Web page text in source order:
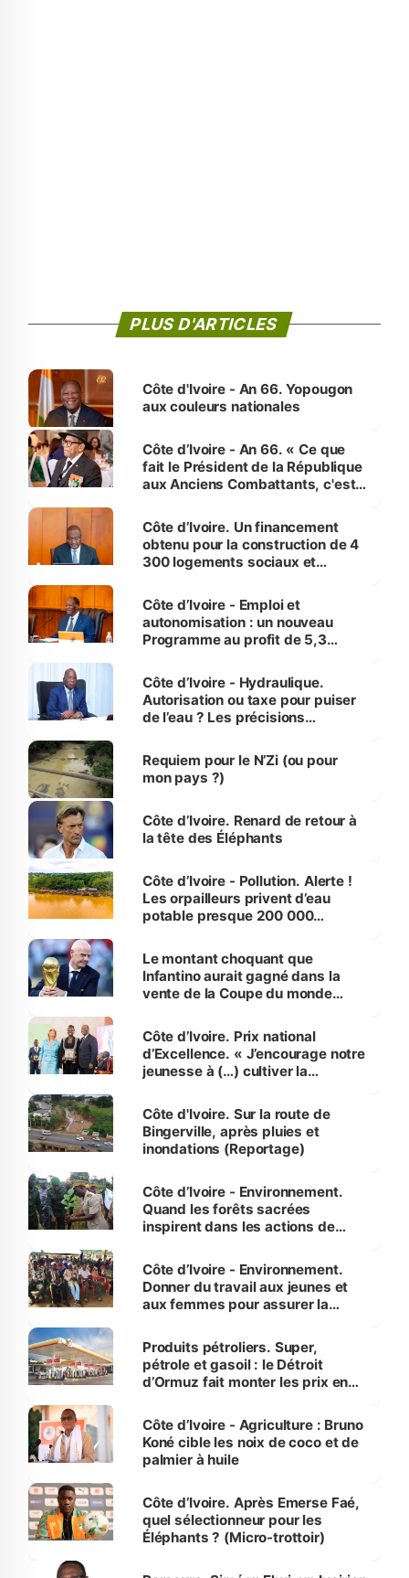
PLUS D'ARTICLES
Côte d'Ivoire - An 66. Yopougon
aux couleurs nationales
Côte d’Ivoire - An 66. « Ce que
fait le Président de la République
aux Anciens Combattants, c'est
Côte d’Ivoire. Un financement
obtenu pour la construction de 4
300 logements sociaux et
et Yamoussoukro
Côte d’Ivoire - Emploi et
autonomisation : un nouveau
Programme au profit de 5,3
Côte d’Ivoire - Hydraulique.
Autorisation ou taxe pour puiser
de l’eau ? Les précisions
Requiem pour le N’Zi (ou pour
mon pays ?)
Côte d’Ivoire. Renard de retour à
la tête des Éléphants
Côte d’Ivoire - Pollution. Alerte !
Les orpailleurs privent d’eau
potable presque 200 000
Le montant choquant que
Infantino aurait gagné dans la
vente de la Coupe du monde
Côte d’Ivoire. Prix national
d’Excellence. « J’encourage notre
jeunesse à (…) cultiver la
(Alassane Ouattara
Côte d'Ivoire. Sur la route de
Bingerville, après pluies et
inondations (Reportage)
Côte d’Ivoire - Environnement.
Quand les forêts sacrées
inspirent dans les actions de
Côte d’Ivoire - Environnement.
Donner du travail aux jeunes et
aux femmes pour assurer la
menacées
Produits pétroliers. Super,
pétrole et gasoil : le Détroit
d’Ormuz fait monter les prix en
Côte d’Ivoire - Agriculture : Bruno
Koné cible les noix de coco et de
palmier à huile
Côte d’Ivoire. Après Emerse Faé,
quel sélectionneur pour les
Éléphants ? (Micro-trottoir)